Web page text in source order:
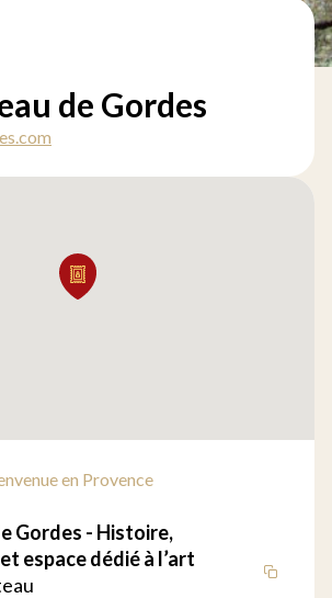
de Gordes
en Provence
Gordes - Histoire,
espace dédié à l’art